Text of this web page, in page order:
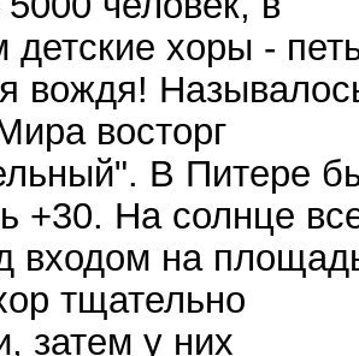
детские хоры -
вождя!
восторг
В Питере
+30. На солнце
входом на
тщательно
затем у них